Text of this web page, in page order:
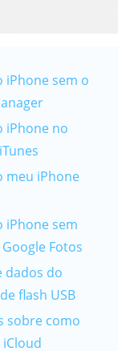
iPhone sem o
iPhone no
meu iPhone
iPhone sem
Fotos
dados do
flash USB
sobre como